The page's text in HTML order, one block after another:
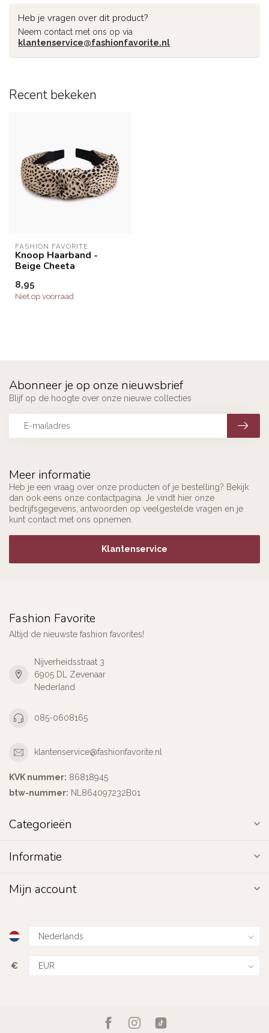
Heb je vragen over dit product?
Neem contact met ons op via
klantenservice@fashionfavorite.nl
Recent bekeken
FASHION FAVORITE
Knoop Haarband -
Beige Cheeta
8,95
Niet op voorraad
Meer informatie
Heb je een vraag over onze producten of je bestelling? Bekijk
dan ook eens onze contactpagina. Je vindt hier onze
bedrijfsgegevens, antwoorden op veelgestelde vragen en je
kunt contact met ons opnemen.
Klantenservice
Abonneer je op onze nieuwsbrief
Blijf op de hoogte over onze nieuwe collecties
Fashion Favorite
Altijd de nieuwste fashion favorites!
Nijverheidsstraat 3
6905 DL Zevenaar
Nederland
085-0608165
klantenservice@fashionfavorite.nl
KVK nummer: 86818945
btw-nummer: NL864097232B01
Categorieën
Informatie
Mijn account
€